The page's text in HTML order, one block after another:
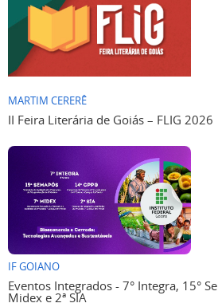
MARTIM CERERÊ
II Feira Literária de Goiás – FLIG 2026
IF GOIANO
Eventos Integrados - 7° Integra, 15°
Midex e 2ª SIA